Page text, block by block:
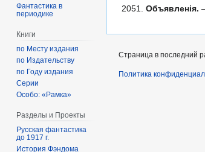
2051. Объявленія.
Фантастика в
периодике
Книги
по Месту издания
по Издательству
по Году издания
Серии
Особо: «Рамка»
Разделы и Проекты
Русская фантастика
до 1917 г.
История Фэндома
Страница в последний
Политика